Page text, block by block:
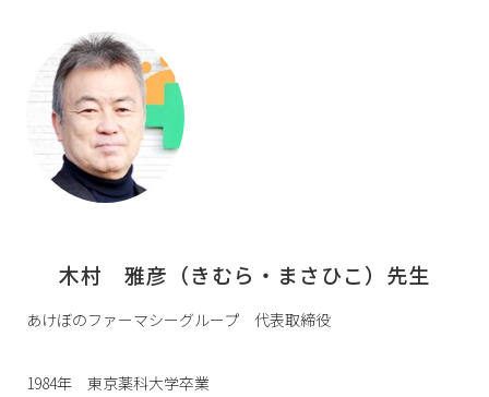
木村　雅彦（きむら・まさひこ）先生
あけぼのファーマシーグループ 代表取締役
1984年 東京薬科大学卒業